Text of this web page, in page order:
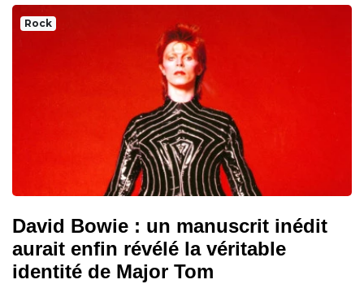
Rock
David Bowie : un manuscrit inédit
aurait enfin révélé la véritable
identité de Major Tom